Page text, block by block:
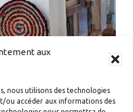
aux
nous utilisons des technologies
ou accéder aux informations des